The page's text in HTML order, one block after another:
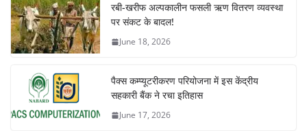
रबी-खरीफ अल्पकालीन फसली ऋण वितरण व्यवस्था
पर संकट के बादल!
June 18, 2026
पैक्स कम्प्यूटरीकरण परियोजना में इस केंद्रीय
सहकारी बैंक ने रचा इतिहास
June 17, 2026